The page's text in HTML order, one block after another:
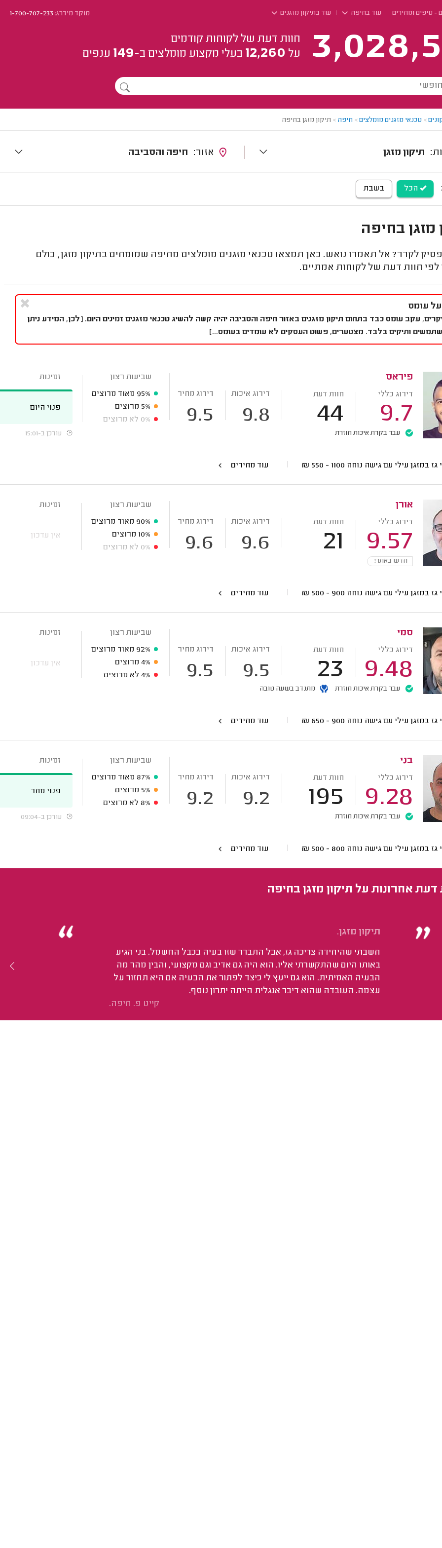
- טיפים ומחירים עוד בחיפה עוד בתיקון מזגנים מוקד מידרג:1-700-707-233
חוות דעת של לקוחות קודמים
על 12,260 בעלי מקצוע מומלצים ב-149 ענפים
> טכנאי מזגנים מומלצים> חיפה > תיקון מזגן בחיפה
תיקון מזגן חיפה והסביבה
הכל בשבת
מזגן בחיפה
לקרר? אל תאמרו נואש. כאן תמצאו טכנאי מזגנים מומלצים מחיפה שמומחים בתיקון מזגן, כולם
לפי חוות דעת של לקוחות אמתיים.
עומס
עקב עומס כבד בתחום תיקון מזגנים באזור חיפה והסביבה יהיה קשה להשיג טכנאי מזגנים זמינים היום. [לכן, המידע ניתן
ותיקים בלבד. מצטערים, פשוט העסקים לא עומדים בעומס...]
פיראס
דירוג כללי
9.7
חוות דעת
44
דירוג איכות
9.8
דירוג מחיר
9.5
עבר בקרת איכות חוזרת
שביעות רצון
95% מאוד מרוצים
5% מרוצים
0% לא מרוצים
זמינות
פנוי היום
עודכן ב-15:01
גז במזגן עילי עם גישה נוחה 1100 - 550
₪ עוד מחירים
אורן
דירוג כללי
9.57
חוות דעת
21
דירוג איכות
9.6
דירוג מחיר
9.6
חדש באתר!
שביעות רצון
90% מאוד מרוצים
10% מרוצים
0% לא מרוצים
זמינות
אין עדכון
גז במזגן עילי עם גישה נוחה 900 - 500
₪ עוד מחירים
סמי
דירוג כללי
9.48
חוות דעת
23
דירוג איכות
9.5
דירוג מחיר
9.5
עבר בקרת איכות חוזרת מתנדב בשעה טובה
שביעות רצון
92% מאוד מרוצים
4% מרוצים
4% לא מרוצים
זמינות
אין עדכון
גז במזגן עילי עם גישה נוחה 900 - 650
₪ עוד מחירים
בני
דירוג כללי
9.28
חוות דעת
195
דירוג איכות
9.2
דירוג מחיר
9.2
עבר בקרת איכות חוזרת
שביעות רצון
87% מאוד מרוצים
5% מרוצים
8% לא מרוצים
זמינות
פנוי מחר
עודכן ב-09:04
גז במזגן עילי עם גישה נוחה 800 - 500
₪ עוד מחירים
דעת אחרונות על תיקון מזגן בחיפה
תיקון מזגן.
חשבתי שהיחידה צריכה גז, אבל התברר שזו בעיה בכבל החשמל. בני הגיע
באותו היום שהתקשרתי אליו. הוא היה גם אדיב וגם מקצועי, והבין מהר מה
הבעיה האמיתית. הוא גם ייעץ לי כיצד לפתור את הבעיה אם היא תחזור על
עצמה. העובדה שהוא דיבר אנגלית הייתה יתרון נוסף.
קייט פ. חיפה.